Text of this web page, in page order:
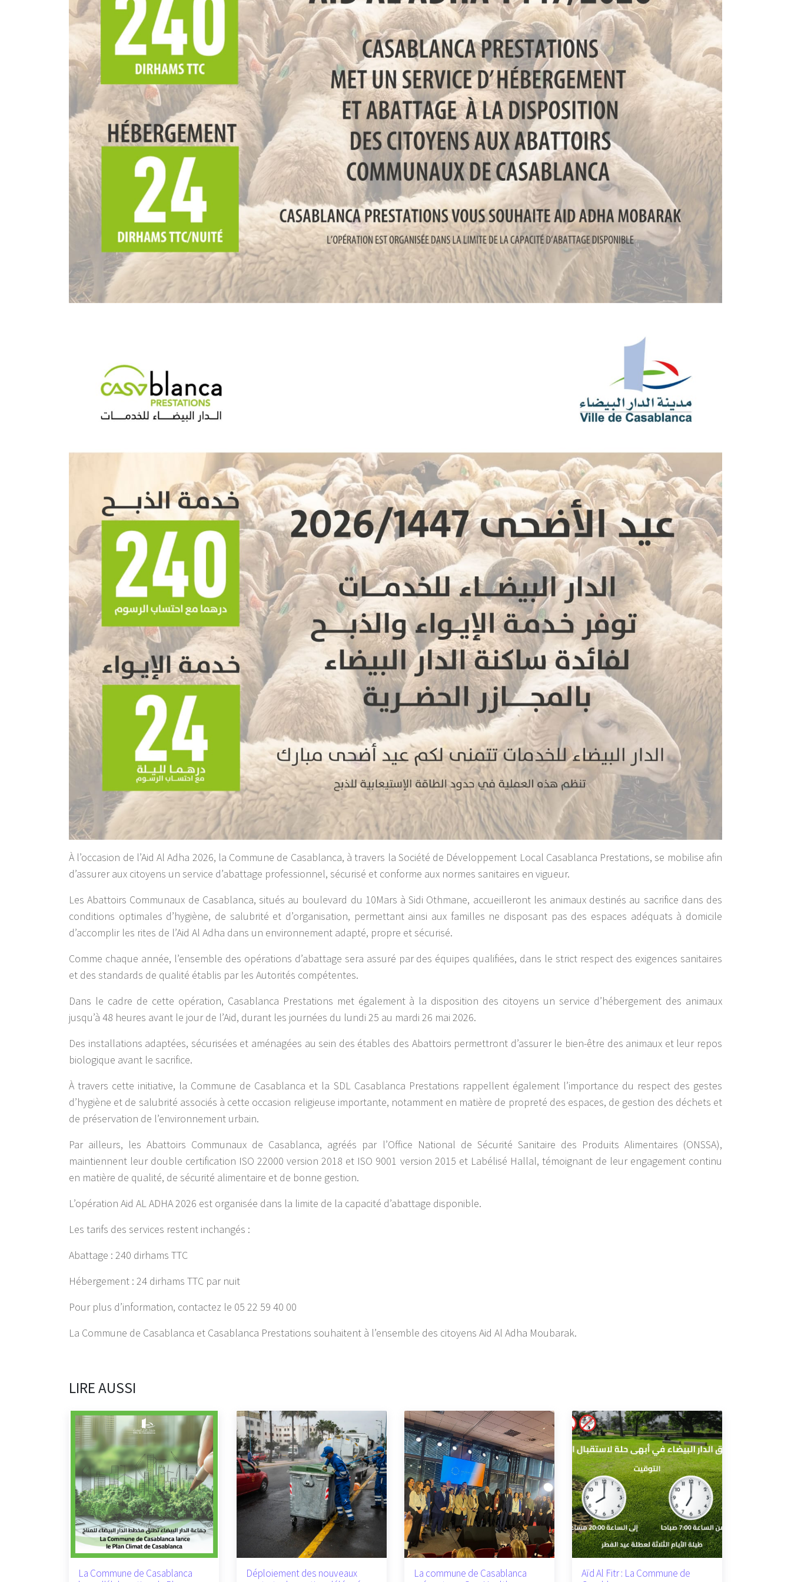
À l’occasion de l’Aid Al Adha 2026, la Commune de Casablanca, à travers la Société de Développement Local Casablanca Prestations, se mobilise afin
d’assurer aux citoyens un service d’abattage professionnel, sécurisé et conforme aux normes sanitaires en vigueur.
Les Abattoirs Communaux de Casablanca, situés au boulevard du 10Mars à Sidi Othmane, accueilleront les animaux destinés au sacrifice dans des
conditions optimales d’hygiène, de salubrité et d’organisation, permettant ainsi aux familles ne disposant pas des espaces adéquats à domicile
d’accomplir les rites de l’Aid Al Adha dans un environnement adapté, propre et sécurisé.
Comme chaque année, l’ensemble des opérations d’abattage sera assuré par des équipes qualifiées, dans le strict respect des exigences sanitaires
et des standards de qualité établis par les Autorités compétentes.
Dans le cadre de cette opération, Casablanca Prestations met également à la disposition des citoyens un service d’hébergement des animaux
jusqu’à 48 heures avant le jour de l’Aid, durant les journées du lundi 25 au mardi 26 mai 2026.
Des installations adaptées, sécurisées et aménagées au sein des étables des Abattoirs permettront d’assurer le bien-être des animaux et leur repos
biologique avant le sacrifice.
À travers cette initiative, la Commune de Casablanca et la SDL Casablanca Prestations rappellent également l’importance du respect des gestes
d’hygiène et de salubrité associés à cette occasion religieuse importante, notamment en matière de propreté des espaces, de gestion des déchets et
de préservation de l’environnement urbain.
Par ailleurs, les Abattoirs Communaux de Casablanca, agréés par l’Office National de Sécurité Sanitaire des Produits Alimentaires (ONSSA),
maintiennent leur double certification ISO 22000 version 2018 et ISO 9001 version 2015 et Labélisé Hallal, témoignant de leur engagement continu
en matière de qualité, de sécurité alimentaire et de bonne gestion.
L’opération Aid AL ADHA 2026 est organisée dans la limite de la capacité d’abattage disponible.
Les tarifs des services restent inchangés :
Abattage : 240 dirhams TTC
Hébergement : 24 dirhams TTC par nuit
Pour plus d’information, contactez le 05 22 59 40 00
La Commune de Casablanca et Casablanca Prestations souhaitent à l’ensemble des citoyens Aid Al Adha Moubarak.
LIRE AUSSI
La Commune de Casablanca
Déploiement des nouveaux
La commune de Casablanca
Aïd Al Fitr : La Commune de